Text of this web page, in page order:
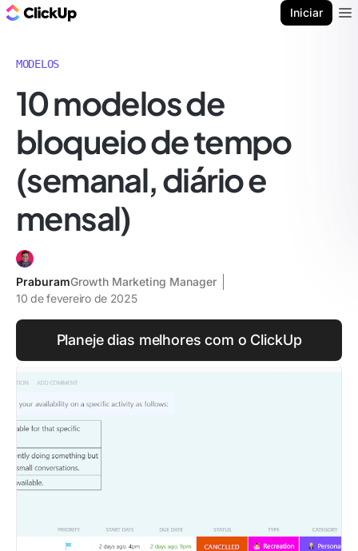
Iniciar
MODELOS
10 modelos de
bloqueio de tempo
(semanal, diário e
mensal)
PraburamGrowth Marketing Manager
10 de fevereiro de 2025
Planeje dias melhores com o ClickUp